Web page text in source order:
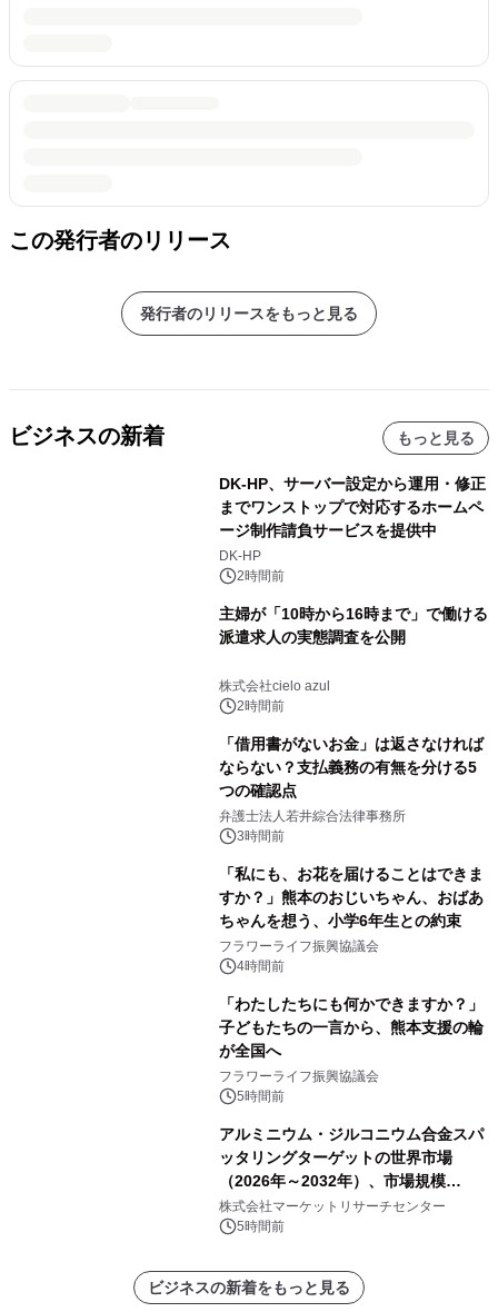
この発行者のリリース
発行者のリリースをもっと見る
ビジネスの新着 もっと見る
DK-HP、サーバー設定から運用・修正
までワンストップで対応するホームペ
ージ制作請負サービスを提供中
DK-HP
2時間前
主婦が「10時から16時まで」で働ける
派遣求人の実態調査を公開
株式会社cielo azul
2時間前
「借用書がないお金」は返さなければ
ならない？支払義務の有無を分ける5
つの確認点
弁護士法人若井綜合法律事務所
3時間前
「私にも、お花を届けることはできま
すか？」熊本のおじいちゃん、おばあ
ちゃんを想う、小学6年生との約束
フラワーライフ振興協議会
4時間前
「わたしたちにも何かできますか？」
子どもたちの一言から、熊本支援の輪
が全国へ
フラワーライフ振興協議会
5時間前
アルミニウム・ジルコニウム合金スパ
ッタリングターゲットの世界市場
（2026年～2032年）、市場規模
（0.995、0.999、その他）・分析レポ
ートを発表
株式会社マーケットリサーチセンター
5時間前
ビジネスの新着をもっと見る